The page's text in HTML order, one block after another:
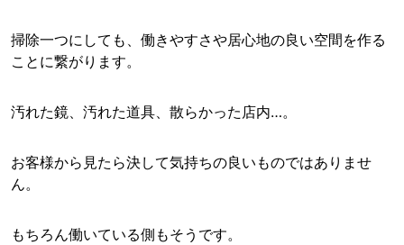
掃除一つにしても、働きやすさや居心地の良い空間を作る
ことに繋がります。
汚れた鏡、汚れた道具、散らかった店内…。
お客様から見たら決して気持ちの良いものではありませ
ん。
もちろん働いている側もそうです。